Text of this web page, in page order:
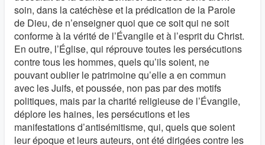
soin, dans la catéchèse et la prédication de la Parole
de Dieu, de n’enseigner quoi que ce soit qui ne soit
conforme à la vérité de l’Évangile et à l’esprit du Christ.
En outre, l’Église, qui réprouve toutes les persécutions
contre tous les hommes, quels qu’ils soient, ne
pouvant oublier le patrimoine qu’elle a en commun
avec les Juifs, et poussée, non pas par des motifs
politiques, mais par la charité religieuse de l’Évangile,
déplore les haines, les persécutions et les
manifestations d’antisémitisme, qui, quels que soient
leur époque et leurs auteurs, ont été dirigées contre les